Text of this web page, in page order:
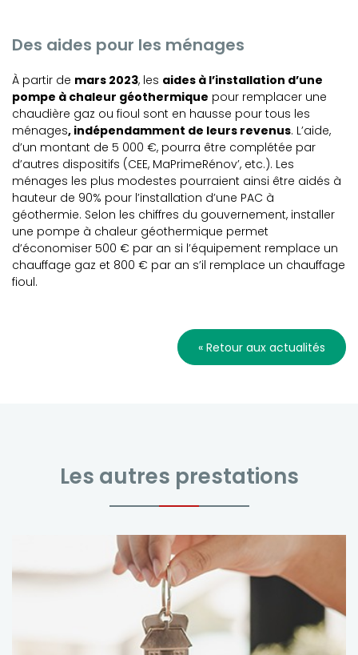
Des aides pour les ménages
À partir de mars 2023, les aides à l’installation d’une
pompe à chaleur géothermique pour remplacer une
chaudière gaz ou fioul sont en hausse pour tous les
ménages, indépendamment de leurs revenus. L’aide,
d’un montant de 5 000 €, pourra être complétée par
d’autres dispositifs (CEE, MaPrimeRénov’, etc.). Les
ménages les plus modestes pourraient ainsi être aidés à
hauteur de 90% pour l’installation d’une PAC à
géothermie. Selon les chiffres du gouvernement, installer
une pompe à chaleur géothermique permet
d’économiser 500 € par an si l’équipement remplace un
chauffage gaz et 800 € par an s’il remplace un chauffage
fioul.
« Retour aux actualités
Les autres prestations